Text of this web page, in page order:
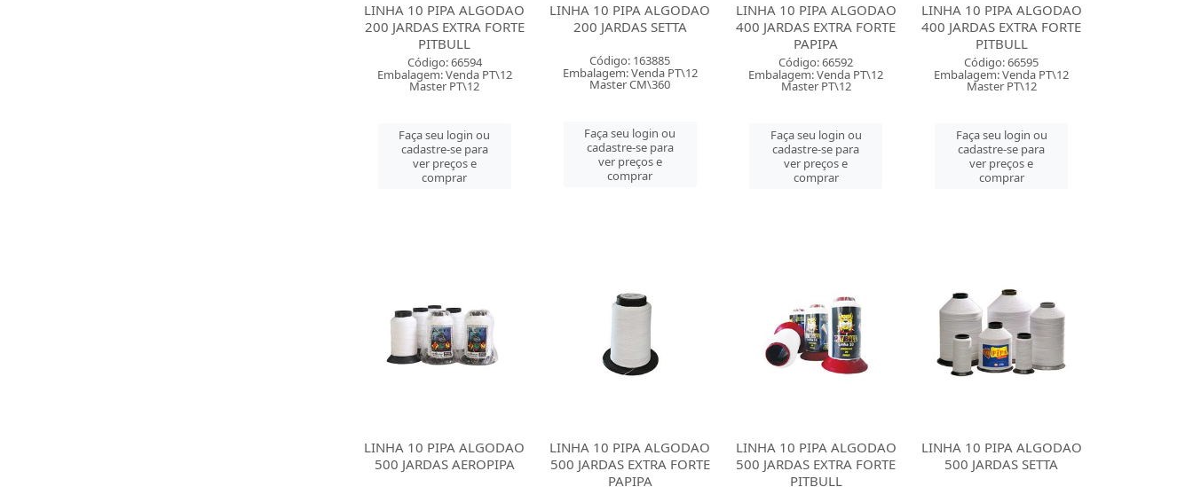
LINHA 10 PIPA ALGODAO
200 JARDAS EXTRA FORTE
PITBULL
Código: 66594
Embalagem: Venda PT\12
Master PT\12
Faça seu login ou
cadastre-se para
ver preços e
comprar
LINHA 10 PIPA ALGODAO
200 JARDAS SETTA
Código: 163885
Embalagem: Venda PT\12
Master CM\360
Faça seu login ou
cadastre-se para
ver preços e
comprar
LINHA 10 PIPA ALGODAO
400 JARDAS EXTRA FORTE
PAPIPA
Código: 66592
Embalagem: Venda PT\12
Master PT\12
Faça seu login ou
cadastre-se para
ver preços e
comprar
LINHA 10 PIPA ALGODAO
400 JARDAS EXTRA FORTE
PITBULL
Código: 66595
Embalagem: Venda PT\12
Master PT\12
Faça seu login ou
cadastre-se para
ver preços e
comprar
LINHA 10 PIPA ALGODAO
500 JARDAS AEROPIPA
LINHA 10 PIPA ALGODAO
500 JARDAS EXTRA FORTE
PAPIPA
LINHA 10 PIPA ALGODAO
500 JARDAS EXTRA FORTE
PITBULL
LINHA 10 PIPA ALGODAO
500 JARDAS SETTA